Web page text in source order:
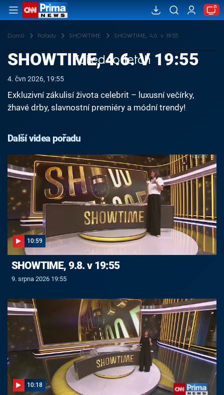
Domů Pořady SHOWTIME SHOWTIME, 4.6. v 19:55
Failed to fetch
SHOWTIME, 4.6. V 19:55
4. čvn 2026, 19:55
Exkluzivní zákulisí života celebrit – luxusní večírky,
žhavé drby, slavnostní premiéry a módní trendy!
Další videa pořadu
10:59
SHOWTIME, 9.8. v 19:55
9. srpna 2026 19:55
10:18